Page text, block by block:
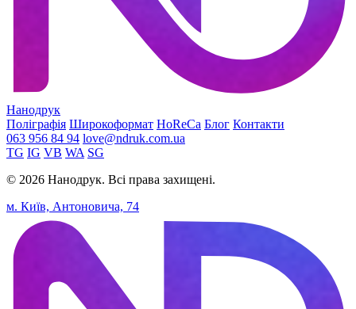
Нанодрук
Поліграфія Широкоформат HoReCa Блог Контакти
063 956 84 94 love@ndruk.com.ua
TG IG VB WA SG
© 2026 Нанодрук. Всі права захищені.
м. Київ, Антоновича, 74